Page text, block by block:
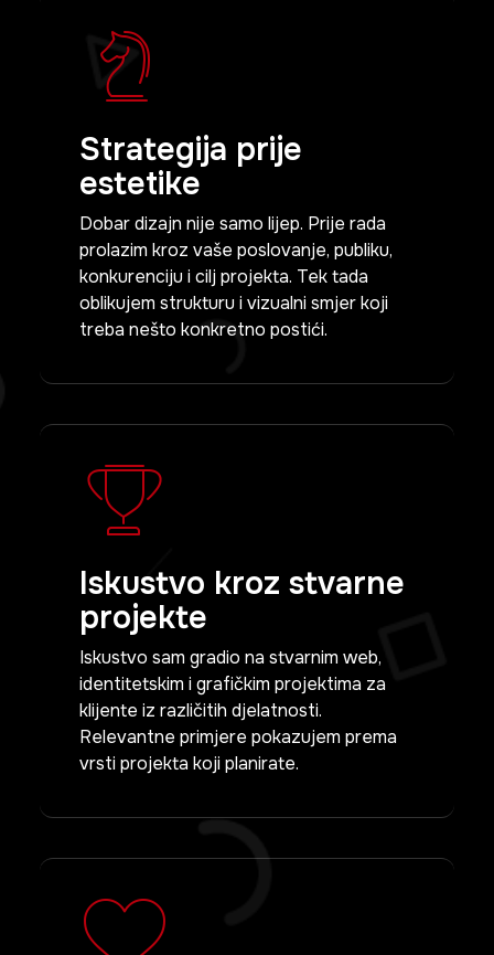
Strategija prije
estetike
Dobar dizajn nije samo lijep. Prije rada
prolazim kroz vaše poslovanje, publiku,
konkurenciju i cilj projekta. Tek tada
oblikujem strukturu i vizualni smjer koji
treba nešto konkretno postići.
Iskustvo kroz stvarne
projekte
Iskustvo sam gradio na stvarnim web,
identitetskim i grafičkim projektima za
klijente iz različitih djelatnosti.
Relevantne primjere pokazujem prema
vrsti projekta koji planirate.